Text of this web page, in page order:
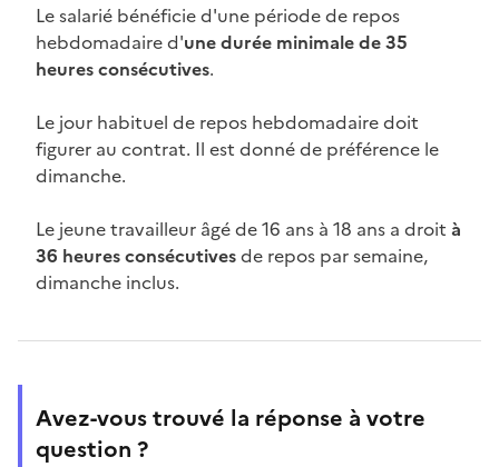
Le salarié bénéficie d'une période de repos
hebdomadaire d'une durée minimale de 35
heures consécutives.
Le jour habituel de repos hebdomadaire doit
figurer au contrat. Il est donné de préférence le
dimanche.
Le jeune travailleur âgé de 16 ans à 18 ans a droit à
36 heures consécutivesde repos par semaine,
dimanche inclus.
Avez-vous trouvé la réponse à votre
question ?